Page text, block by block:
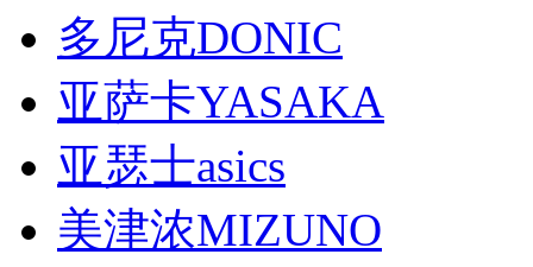
多尼克DONIC
亚萨卡YASAKA
亚瑟士asics
美津浓MIZUNO